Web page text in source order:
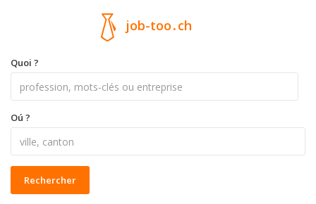
job-too.ch
Quoi ?
Oú ?
Rechercher